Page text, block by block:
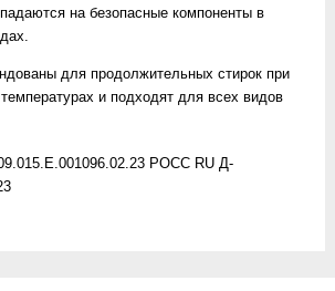
на безопасные компоненты в
для продолжительных стирок при
и подходят для всех видов
РОСС RU Д-